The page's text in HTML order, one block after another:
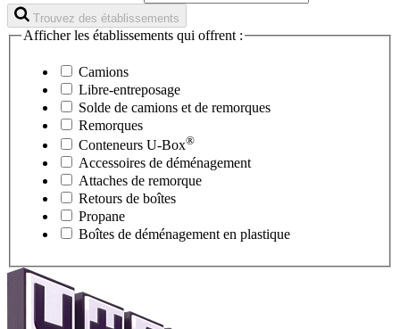
Trouvez des établissements
Afficher les établissements qui offrent :
Camions
Libre-entreposage
Solde de camions et de remorques
Remorques
Conteneurs U-Box®
Accessoires de déménagement
Attaches de remorque
Retours de boîtes
Propane
Boîtes de déménagement en plastique